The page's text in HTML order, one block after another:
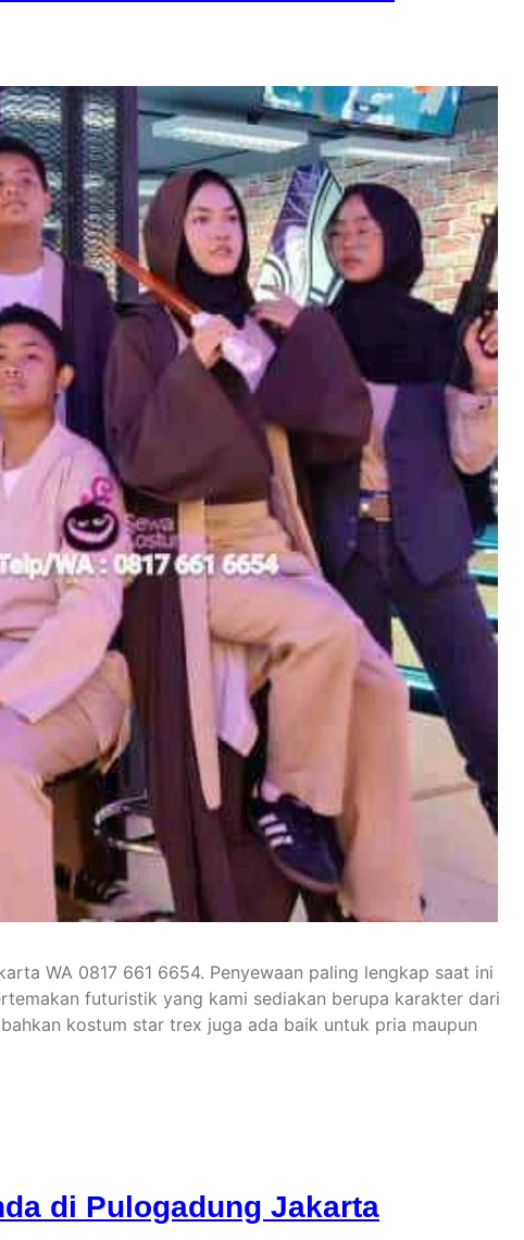
WA 0817 661 6654. Penyewaan paling lengkap saat ini
futuristik yang kami sediakan berupa karakter dari
kostum star trex juga ada baik untuk pria maupun
di Pulogadung Jakarta